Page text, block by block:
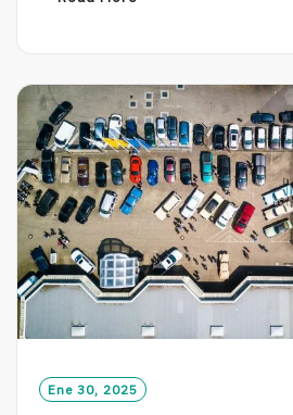
M
O
R
E
Ene 30, 2025